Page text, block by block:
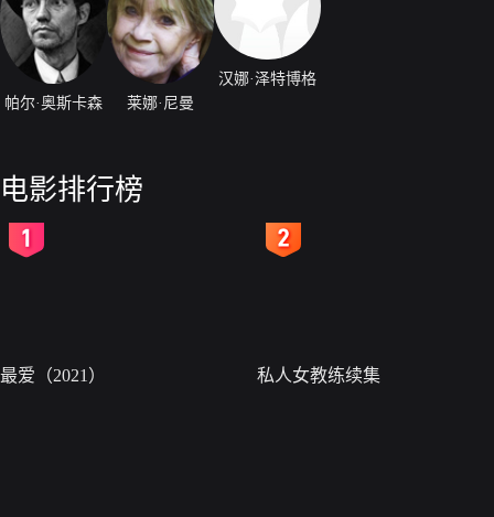
帕尔·奥斯卡森 莱娜·尼曼
汉娜·泽特博格
电影排行榜
最爱（2021） 私人女教练续集